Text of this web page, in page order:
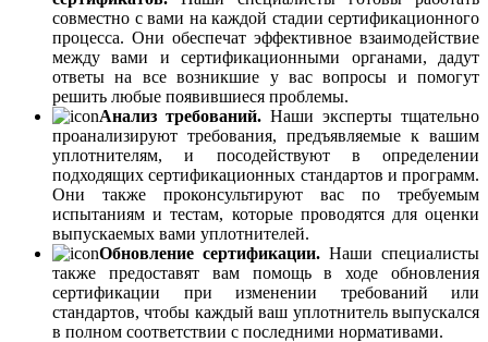
совместно с вами на каждой стадии сертификационного
процесса. Они обеспечат эффективное взаимодействие
между вами и сертификационными органами, дадут
ответы на все возникшие у вас вопросы и помогут
решить любые появившиеся проблемы.
Анализ требований. Наши эксперты тщательно
проанализируют требования, предъявляемые к вашим
уплотнителям, и посодействуют в определении
подходящих сертификационных стандартов и программ.
Они также проконсультируют вас по требуемым
испытаниям и тестам, которые проводятся для оценки
выпускаемых вами уплотнителей.
Обновление сертификации. Наши специалисты
также предоставят вам помощь в ходе обновления
сертификации при изменении требований или
стандартов, чтобы каждый ваш уплотнитель выпускался
в полном соответствии с последними нормативами.